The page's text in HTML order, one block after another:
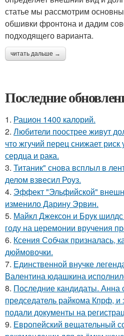
статье мы рассмотрим
обшивки фронтона и дадим
подходящего варианта.
читать дальше →
Последние
1. Рацион 1400 калорий.
2. Любители поострее живут
что жгучий перец снижает риск
сердца и рака.
3. Титаник" снова всплыл в
делом взвесил Роуз.
4. Эффект "Эльфийской"
изменило Дарину Эрвин.
5. Майкл Джексон и Брук
году на церемонии вручения
6. Ксения Собчак призналась,
дюймовочки.
7. Единственной внучке
Валентина юдашкина
8. Последние кандидаты. Анна
председатель райкома Кпрф, и
подали документы на
9. Европейский вещательный